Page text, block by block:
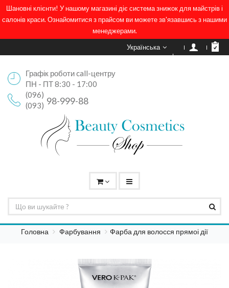
Шановні клієнти! У нашому магазині діє система знижок для майстрів і
салонів краси. Ознайомитися з прайсом ви можете зв'язавшись з нашими
менеджерами.
Українська
Графік роботи call-центру
ПН - ПТ 8:30 - 17:00
(096)
98-999-88
(093)
Головна Фарбування Фарба для волосся прямоі дії